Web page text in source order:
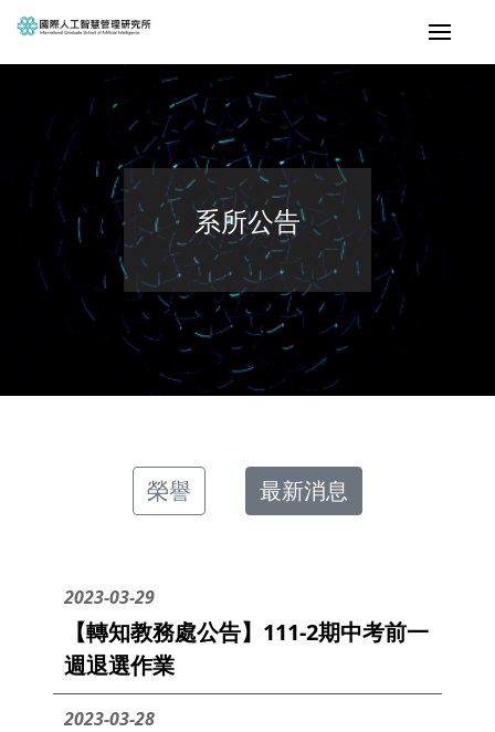
系所公告
榮譽 最新消息
2023-03-29
【轉知教務處公告】111-2期中考前一
週退選作業
2023-03-28